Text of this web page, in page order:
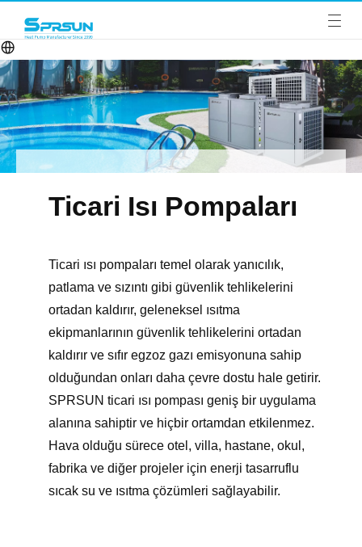
Ticari Isı Pompaları
Ticari ısı pompaları temel olarak yanıcılık,
patlama ve sızıntı gibi güvenlik tehlikelerini
ortadan kaldırır, geleneksel ısıtma
ekipmanlarının güvenlik tehlikelerini ortadan
kaldırır ve sıfır egzoz gazı emisyonuna sahip
olduğundan onları daha çevre dostu hale getirir.
SPRSUN ticari ısı pompası geniş bir uygulama
alanına sahiptir ve hiçbir ortamdan etkilenmez.
Hava olduğu sürece otel, villa, hastane, okul,
fabrika ve diğer projeler için enerji tasarruflu
sıcak su ve ısıtma çözümleri sağlayabilir.